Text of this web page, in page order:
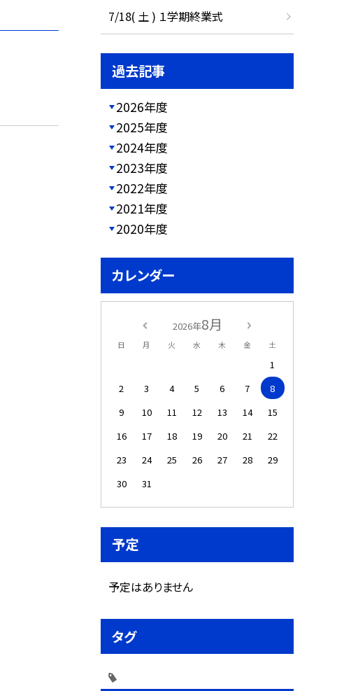
7/18( 土 ) １学期終業式
過去記事
2026年度
2025年度
2024年度
2023年度
2022年度
2021年度
2020年度
カレンダー
2026年8月
日 月 火 水 木 金 土
1
2
3 4 5 6 7
8
9
10 11 12 13 14
15
16
17 18 19 20 21
22
23
24 25 26 27 28
29
30
31
予定
予定はありません
タグ